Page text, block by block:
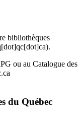
bibliothèques
.
ou au Catalogue des
du Québec